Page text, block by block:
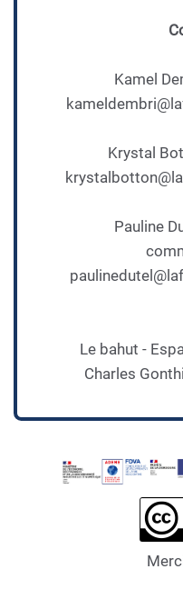
Kamel
Krystal
Pauline
Le bahut -
Charles